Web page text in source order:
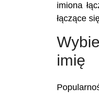
imiona
łączące
imię